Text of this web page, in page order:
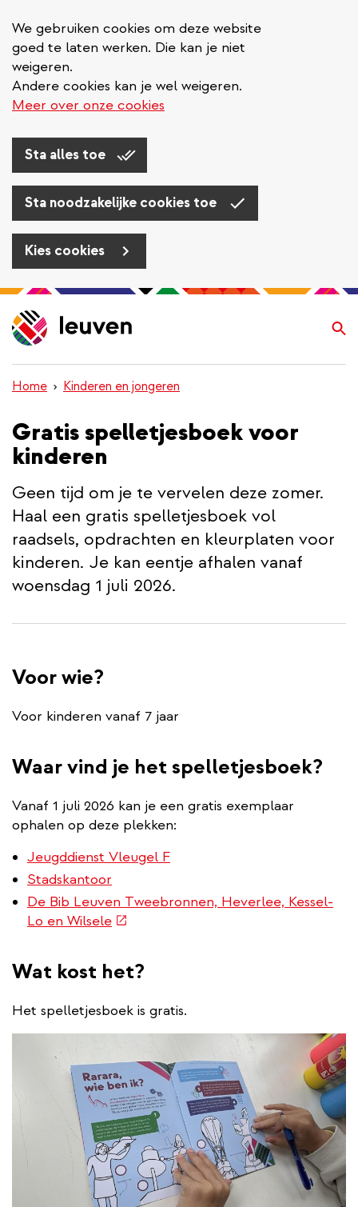
We gebruiken cookies om deze website
goed te laten werken. Die kan je niet
weigeren.
Andere cookies kan je wel weigeren.
Meer over onze cookies
Sta alles toe
Sta noodzakelijke cookies toe
Kies cookies
Overslaan
en
naar
inhoud
gaan
Home Kinderen en jongeren
Gratis spelletjesboek voor
kinderen
Geen tijd om je te vervelen deze zomer.
Haal een gratis spelletjesboek vol
raadsels, opdrachten en kleurplaten voor
kinderen. Je kan eentje afhalen vanaf
woensdag 1 juli 2026.
Voor wie?
Voor kinderen vanaf 7 jaar
Waar vind je het spelletjesboek?
Vanaf 1 juli 2026 kan je een gratis exemplaar
ophalen op deze plekken:
Jeugddienst Vleugel F
Stadskantoor
De Bib Leuven Tweebronnen, Heverlee, Kessel-
Lo en Wilsele(externe
Wat kost het?
Het spelletjesboek is gratis.